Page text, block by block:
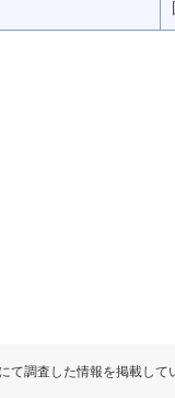
て調査した情報を掲載し